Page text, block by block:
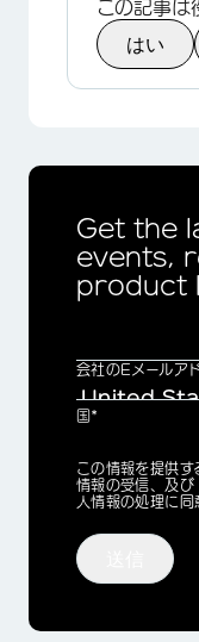
この記事は
はい
Get the
events,
product
会社のEメールア
国*
Privacy
Optin
この情報を提供す
情報の受信、及び
人情報の処理に同